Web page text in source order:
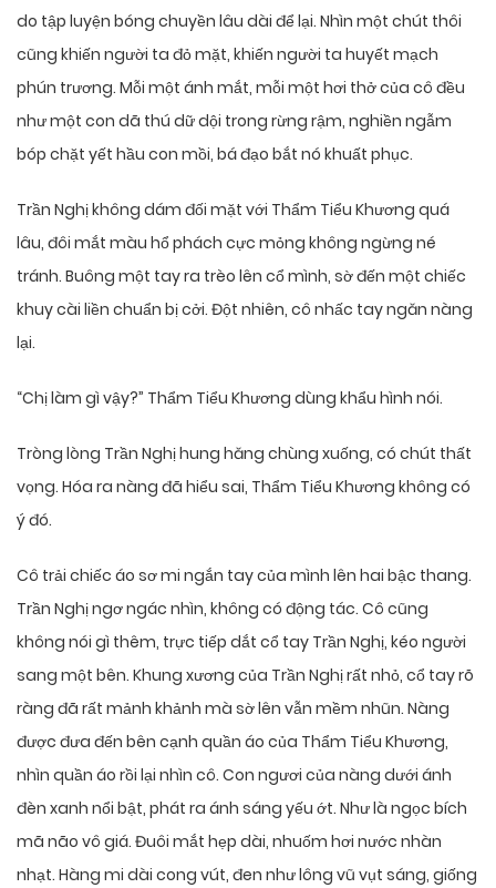
do tập luyện bóng chuyền lâu dài để lại. Nhìn một chút thôi
cũng khiến người ta đỏ mặt, khiến người ta huyết mạch
phún trương. Mỗi một ánh mắt, mỗi một hơi thở của cô đều
như một con dã thú dữ dội trong rừng rậm, nghiền ngẫm
bóp chặt yết hầu con mồi, bá đạo bắt nó khuất phục.
Trần Nghị không dám đối mặt với Thẩm Tiểu Khương quá
lâu, đôi mắt màu hổ phách cực mỏng không ngừng né
tránh. Buông một tay ra trèo lên cổ mình, sờ đến một chiếc
khuy cài liền chuẩn bị cởi. Đột nhiên, cô nhấc tay ngăn nàng
lại.
“Chị làm gì vậy?” Thẩm Tiểu Khương dùng khẩu hình nói.
Tròng lòng Trần Nghị hung hăng chùng xuống, có chút thất
vọng. Hóa ra nàng đã hiểu sai, Thẩm Tiểu Khương không có
ý đó.
Cô trải chiếc áo sơ mi ngắn tay của mình lên hai bậc thang.
Trần Nghị ngơ ngác nhìn, không có động tác. Cô cũng
không nói gì thêm, trực tiếp dắt cổ tay Trần Nghị, kéo người
sang một bên. Khung xương của Trần Nghị rất nhỏ, cổ tay rõ
ràng đã rất mảnh khảnh mà sờ lên vẫn mềm nhũn. Nàng
được đưa đến bên cạnh quần áo của Thẩm Tiểu Khương,
nhìn quần áo rồi lại nhìn cô. Con ngươi của nàng dưới ánh
đèn xanh nổi bật, phát ra ánh sáng yếu ớt. Như là ngọc bích
mã não vô giá. Đuôi mắt hẹp dài, nhuốm hơi nước nhàn
nhạt. Hàng mi dài cong vút, đen như lông vũ vụt sáng, giống